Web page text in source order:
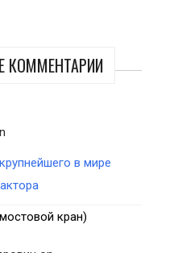
КОММЕНТАРИИ
в мире
кран)